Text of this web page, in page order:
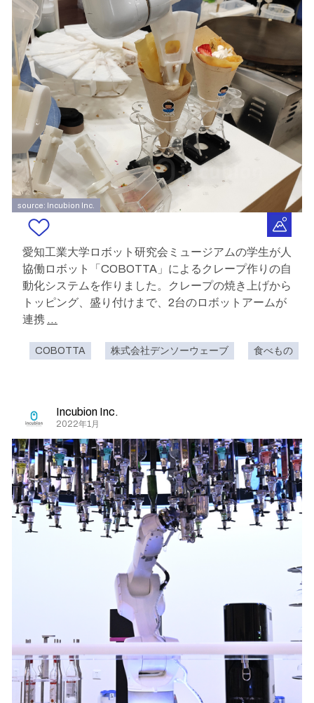
source: Incubion Inc.
愛知工業大学ロボット研究会ミュージアムの学生が人
協働ロボット「COBOTTA」によるクレープ作りの自
動化システムを作りました。クレープの焼き上げから
トッピング、盛り付けまで、2台のロボットアームが
連携 ...
COBOTTA 株式会社デンソーウェーブ 食べもの
Incubion Inc.
2022年1月